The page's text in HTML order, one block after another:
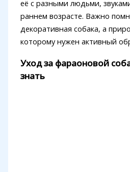
её с разными людьми,
раннем возрасте. Важно
декоративная собака, а
которому нужен активный
Уход за фараоновой
знать